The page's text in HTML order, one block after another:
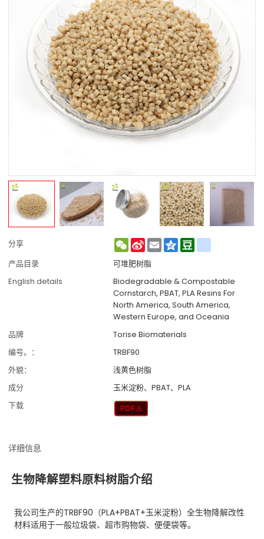
分享 WeChat
Sina
Weibo
EmailQzone
产品目录
可堆肥树脂
English details
Biodegradable & Compostable
Cornstarch, PBAT, PLA Resins For
North America, South America,
Western Europe, and Oceania
品牌
Torise Biomaterials
编号。：
TRBF90
外貌：
浅黄色树脂
成分
玉米淀粉、PBAT、PLA
下载
详细信息
生物降解塑料原料树脂介绍
我公司生产的TRBF90（PLA+PBAT+玉米淀粉）全生物降解改性
材料适用于一般垃圾袋、超市购物袋、便便袋等。